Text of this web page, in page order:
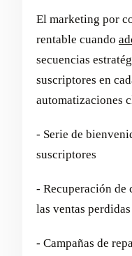
El marketing por
rentable cuando
secuencias
suscriptores en
automatizaciones
- Serie de
suscriptores
- Recuperación de
las ventas perdidas
- Campañas de